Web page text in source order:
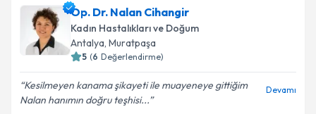
Op. Dr. Ertuğrul Akdaşiçin randevu takvimi talebi
oluşturun. Size bu uzmandan randevu almanız için bir
takvim hazırlandığında e-posta ile bilgilendireceğiz.
Op. Dr. Nalan Cihangir
Kadın Hastalıkları ve Doğum
Antalya, Muratpaşa
5 (6 Değerlendirme)
Kesilmeyen kanama şikayeti ile muayeneye gittiğim
Nalan hanımın doğru teşhisi...
Devamı